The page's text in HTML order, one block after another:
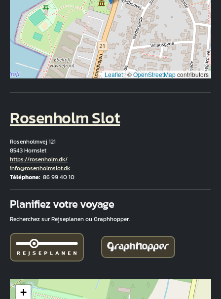
Leaflet|©OpenStreetMapcontributors
Rosenholm Slot
Rosenholmvej 121
8543 Hornslet
Hjemmeside
https://rosenholm.dk/
Courriel
info@rosenholmslot.dk
Téléphone 86 99 40 10
Planifiez votre voyage
Recherchez sur Rejseplanen ou Graphhopper.
+